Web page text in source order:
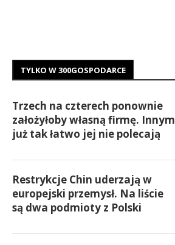
TYLKO W 300GOSPODARCE
Trzech na czterech ponownie
założyłoby własną firmę. Innym
już tak łatwo jej nie polecają
Restrykcje Chin uderzają w
europejski przemysł. Na liście
są dwa podmioty z Polski